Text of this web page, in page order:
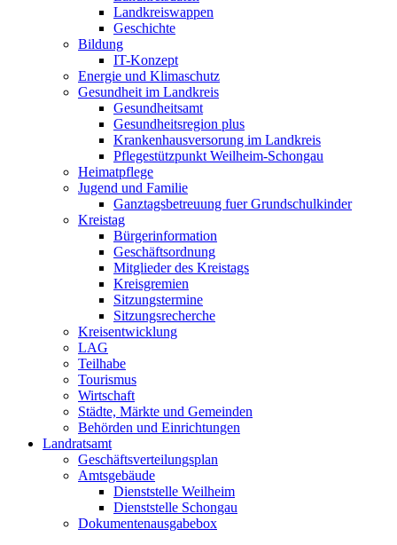
Landkreiswappen
Geschichte
Bildung
IT-Konzept
Energie und Klimaschutz
Gesundheit im Landkreis
Gesundheitsamt
Gesundheitsregion plus
Krankenhausversorung im Landkreis
Pflegestützpunkt Weilheim-Schongau
Heimatpflege
Jugend und Familie
Ganztagsbetreuung fuer Grundschulkinder
Kreistag
Bürgerinformation
Geschäftsordnung
Mitglieder des Kreistags
Kreisgremien
Sitzungstermine
Sitzungsrecherche
Kreisentwicklung
LAG
Teilhabe
Tourismus
Wirtschaft
Städte, Märkte und Gemeinden
Behörden und Einrichtungen
Landratsamt
Geschäftsverteilungsplan
Amtsgebäude
Dienststelle Weilheim
Dienststelle Schongau
Dokumentenausgabebox